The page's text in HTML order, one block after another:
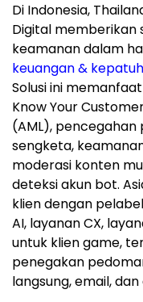
Di Indonesia,
Digital memberikan
keamanan dalam
keuangan &
Solusi ini
Know Your
(AML),
sengketa,
moderasi konten
deteksi akun bot.
klien dengan
AI, layanan CX,
untuk klien game,
penegakan
langsung, email,